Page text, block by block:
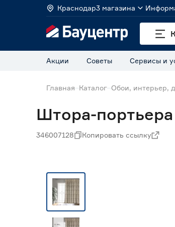
Краснодар3 магазина
Акции Советы Сервисы и
Главная Каталог Обои, интерьер,
Штора-
346007128 Копировать ссылку